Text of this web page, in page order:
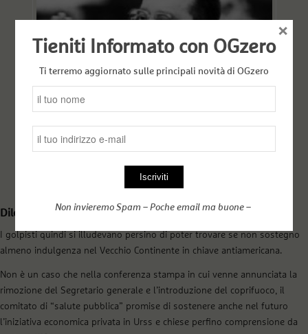
Valentin Pavlov
Dilettanti apicali allo sbaraglio
I golpisti quindi si illudevano persino di poter trovare se non sostegno
almeno indulgenza nel Vecchio Continente in chiave antiamericana.
Non è un caso che nella conferenza stampa in cui venne annunciata la
rimozione del Segretario generale e l’introduzione del coprifuoco, il
comitato di “salute pubblica” promise di sostenere anche nel futuro
l’iniziativa economica privata in Urss e chiese perfino comprensione da
Tieniti Informato con OGzero
Ti terremo aggiornato sulle principali novità di OGzero
Non invieremo Spam – Poche email ma buone –
×